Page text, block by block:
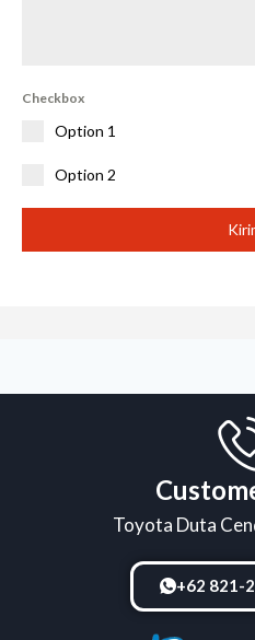
Checkbox
Option 1
Option 2
Toyota Duta
+62 821-